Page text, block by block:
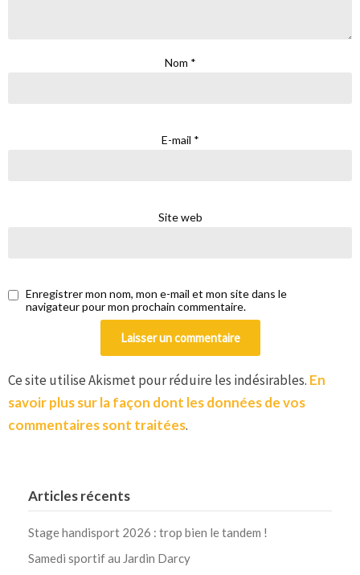
Nom *
E-mail *
Site web
Enregistrer mon nom, mon e-mail et mon site dans le
navigateur pour mon prochain commentaire.
Ce site utilise Akismet pour réduire les indésirables. En
savoir plus sur la façon dont les données de vos
commentaires sont traitées.
Articles récents
Stage handisport 2026 : trop bien le tandem !
Samedi sportif au Jardin Darcy